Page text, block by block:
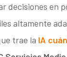
decisiones en
altamente
trae la IA